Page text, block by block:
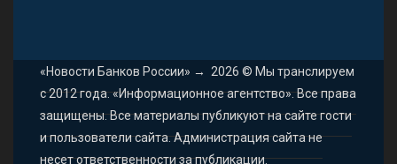
«Новости Банков России» → 2026 © Мы транслируем
с 2012 года. «Информационное агентство». Все права
защищены. Все материалы публикуют на сайте гости
и пользователи сайта. Администрация сайта не
несет ответственности за публикации.